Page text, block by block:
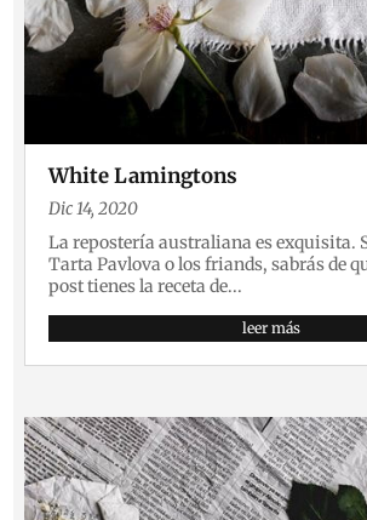
White Lamingtons
Dic 14, 2020
La repostería australiana es exquisita.
Tarta Pavlova o los friands, sabrás de
post tienes la receta de...
leer más